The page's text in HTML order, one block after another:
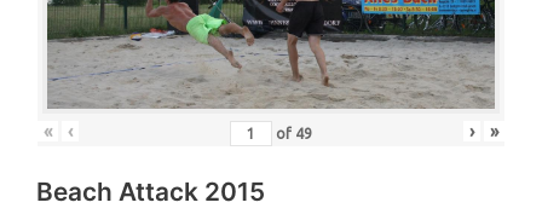
« ‹ of 49 › »
Beach Attack 2015